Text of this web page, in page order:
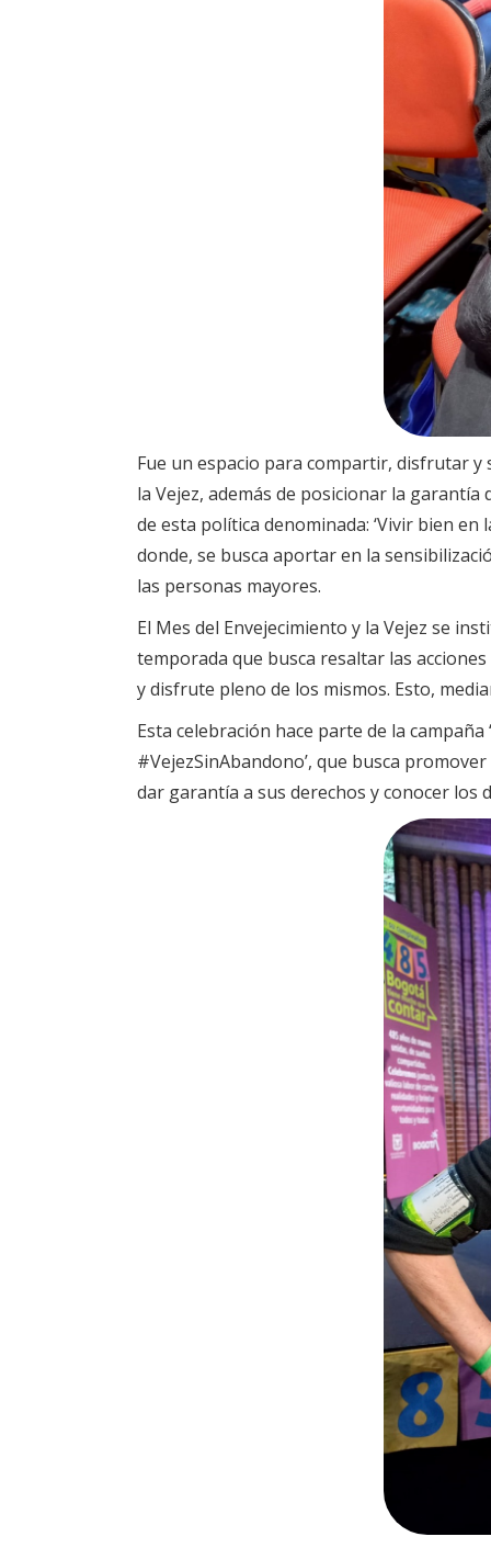
Fue un espacio para compartir, disfrutar y
la Vejez, además de posicionar la
de esta política denominada: ‘Vivir bien
donde, se busca aportar en la
las personas mayores.
El Mes del Envejecimiento y la Vejez se
temporada que busca resaltar las
y disfrute pleno de los mismos. Esto,
Esta celebración hace parte de la
#VejezSinAbandono’, que busca
dar garantía a sus derechos y conocer los